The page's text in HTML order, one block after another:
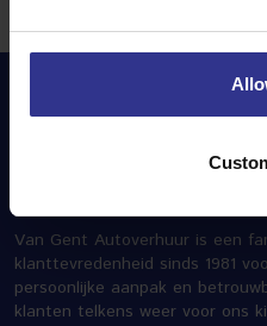
Van Gent Autoverhuur is een
klanttevredenheid sinds 1981
persoonlijke aanpak en
klanten telkens weer voor ons